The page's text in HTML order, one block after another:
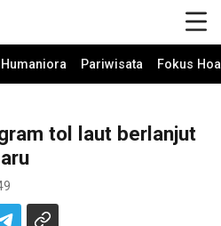
Humaniora Pariwisata Fokus
tol laut berlanjut